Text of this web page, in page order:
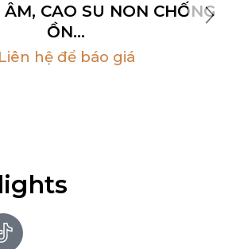
CAO SU NON CHỐNG
ỒN…
Liên hệ để báo giá